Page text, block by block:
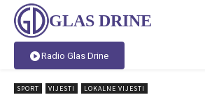
GLAS DRINE
Radio Glas Drine
SPORT VIJESTI LOKALNE VIJESTI